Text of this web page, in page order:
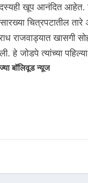
खूप आनंदित आहेत.
चित्रपटातील
राजवाड्यात खासगी
हे जोडपे त्यांच्या
बॉलिवूड न्यूज